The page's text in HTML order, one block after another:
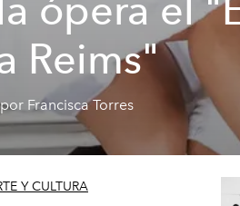
ópera el
Reims"
Francisca Torres
Y CULTURA